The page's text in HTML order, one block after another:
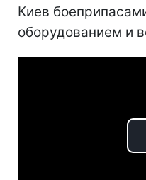
Киев
оборудованием и